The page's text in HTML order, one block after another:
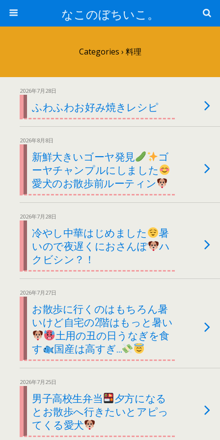
なこのぼちいこ。
Categories › 料理
2026年7月28日
ふわふわお好み焼きレシピ
2026年8月8日
新鮮大きいゴーヤ発見
ゴ
ーヤチャンプルにしました
愛犬のお散歩前ルーティン
2026年7月28日
冷やし中華はじめました
暑
いので夜遅くにおさんぽ
ハ
クビシン？！
2026年7月27日
お散歩に行くのはもちろん暑
いけど自宅の2階はもっと暑い
土用の丑の日うなぎを食
す
国産は高すぎ…
2026年7月25日
男子高校生弁当
夕方になる
とお散歩へ行きたいとアピっ
てくる愛犬